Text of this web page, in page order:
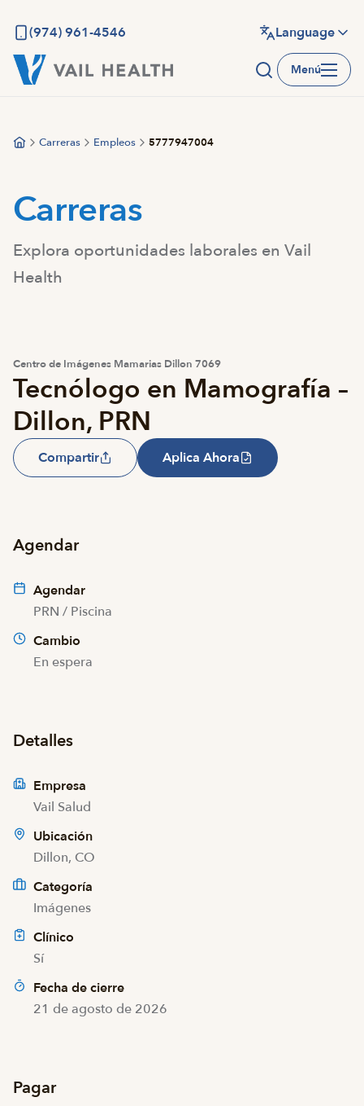
contenido
principal
(974) 961-4546 Language
Menú
Carreras Empleos 5777947004
Carreras
Explora oportunidades laborales en Vail
Health
Centro de Imágenes Mamarias Dillon 7069
Tecnólogo en Mamografía –
Dillon, PRN
Compartir Aplica Ahora
Agendar
Agendar
PRN / Piscina
Cambio
En espera
Detalles
Empresa
Vail Salud
Ubicación
Dillon, CO
Categoría
Imágenes
Clínico
Sí
Fecha de cierre
21 de agosto de 2026
Pagar